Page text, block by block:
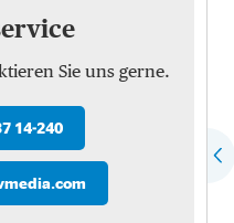
Sie uns gerne.
14-240